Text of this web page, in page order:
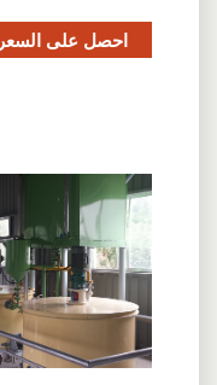
احصل على السعر